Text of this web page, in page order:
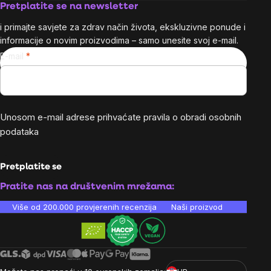
Pretplatite se na newsletter
i primajte savjete za zdrav način života, ekskluzivne ponude i
informacije o novim proizvodima – samo unesite svoj e-mail.
E-mail
Unosom e-mail adrese prihvaćate pravila o obradi osobnih
podataka
Pretplatite se
Pratite nas na društvenim mrežama:
Više od 200.000 provjerenih recenzija Naši proizvodi su